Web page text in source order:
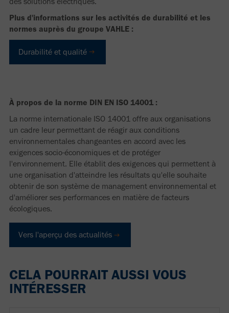
Plus d'informations sur les activités de durabilité et les
normes auprès du groupe VAHLE :
Durabilité et qualité
À propos de la norme DIN EN ISO 14001 :
La norme internationale ISO 14001 offre aux organisations
un cadre leur permettant de réagir aux conditions
environnementales changeantes en accord avec les
exigences socio-économiques et de protéger
l'environnement. Elle établit des exigences qui permettent à
une organisation d'atteindre les résultats qu'elle souhaite
obtenir de son système de management environnemental et
d'améliorer ses performances en matière de facteurs
écologiques.
Vers l'aperçu des actualités
CELA POURRAIT AUSSI VOUS
INTÉRESSER